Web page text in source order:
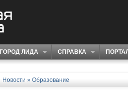
ГОРОД ЛИДА СПРАВКА ПОРТАЛ
Новости » Образование